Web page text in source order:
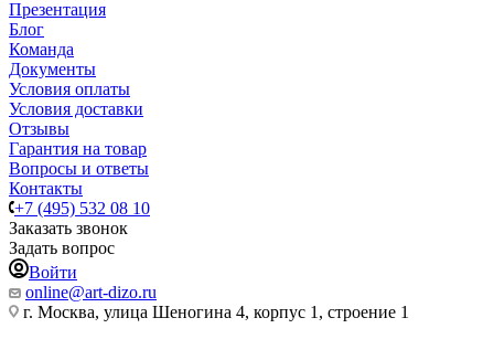
Презентация
Блог
Команда
Документы
Условия оплаты
Условия доставки
Отзывы
Гарантия на товар
Вопросы и ответы
Контакты
+7 (495) 532 08 10
Заказать звонок
Задать вопрос
Войти
online@art-dizo.ru
г. Москва, улица Шеногина 4, корпус 1, строение 1